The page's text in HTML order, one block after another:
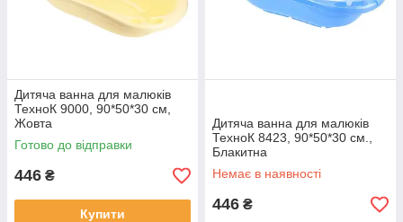
Дитяча ванна для малюків
ТехноК 9000, 90*50*30 см,
Жовта
Готово до відправки
446 ₴
Купити
Дитяча ванна для малюків
ТехноК 8423, 90*50*30 см.,
Блакитна
Немає в наявності
446 ₴